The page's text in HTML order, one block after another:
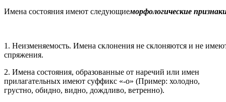
Имена состояния имеют следующиеморфологические
1. Неизменяемость. Имена склонения не склоняются и не
спряжения.
2. Имена состояния, образованные от наречий или имен
прилагательных имеют суффикс «-о» (Пример: холодно,
грустно, обидно, видно, дождливо, ветренно).